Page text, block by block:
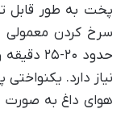
پخت به طور قابل
سرخ کردن معمولی
نیاز دارد.